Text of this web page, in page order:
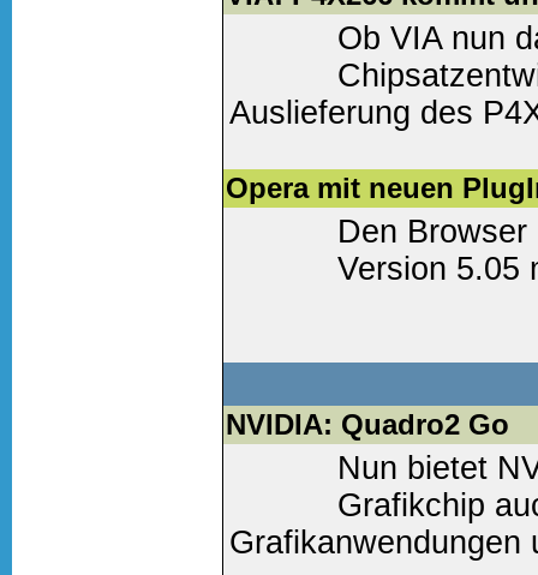
Ob VIA nun
Auslieferung des
Weiter lesen(0
Opera mit neuen
Den
Version 5.05
NVIDIA: Quadro2 Go
Nun bietet
Grafikchip
Grafikanwendungen